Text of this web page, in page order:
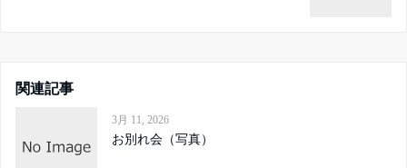
関連記事
3月 11, 2026
お別れ会（写真）